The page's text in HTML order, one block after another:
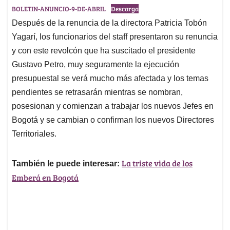
BOLETIN-ANUNCIO-9-DE-ABRIL Descarga
Después de la renuncia de la directora Patricia Tobón
Yagarí, los funcionarios del staff presentaron su renuncia
y con este revolcón que ha suscitado el presidente
Gustavo Petro, muy seguramente la ejecución
presupuestal se verá mucho más afectada y los temas
pendientes se retrasarán mientras se nombran,
posesionan y comienzan a trabajar los nuevos Jefes en
Bogotá y se cambian o confirman los nuevos Directores
Territoriales.
También le puede interesar: La triste vida de los
Emberá en Bogotá